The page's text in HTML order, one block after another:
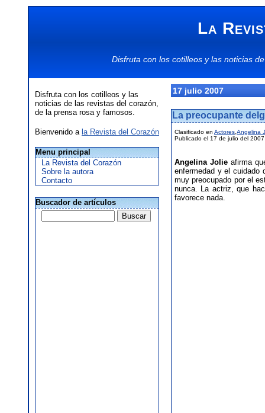
La
Disfruta con los cotilleosy las noticias
Disfruta con los cotilleos y las
noticias de las revistas del corazón,
de la prensa rosa y famosos.
Bienvenido a la Revista del Corazón
Menu principal
La Revista del Corazón
Sobre la autora
Contacto
Buscador de artículos
17 julio 2007
La preocupante
Clasificado en Actores Angelina
Publicado el 17 de julio del 2007
Angelina Jolieafirma
enfermedad y el
muy preocupado por el
nunca. La actriz, que
favorece nada.